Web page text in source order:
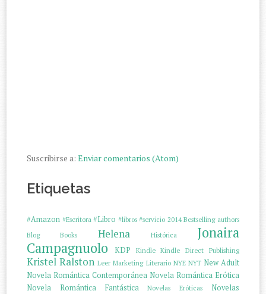
Suscribirse a:Enviar comentarios (Atom)
Etiquetas
#Amazon #Escritora #Libro #libros #servicio 2014 Bestselling authors
Blog
Books Helena Histórica
Jonaira
Campagnuolo
KDP Kindle Kindle Direct Publishing
Kristel Ralston Leer Marketing Literario NYE NYT New Adult
Novela Romántica Contemporánea Novela Romántica Erótica
Novela Romántica Fantástica
Novelas Eróticas
Novelas